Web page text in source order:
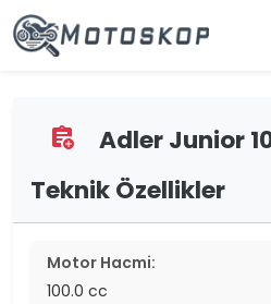
assignment_add
Adler Junior
Teknik Özellikler
Motor Hacmi:
100.0 cc